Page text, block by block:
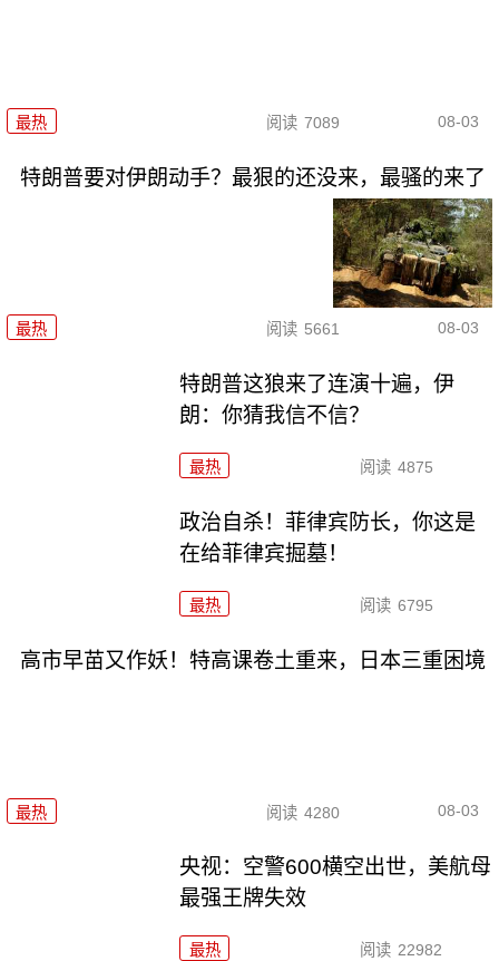
最热 阅读 7089 08-03
特朗普要对伊朗动手？最狠的还没来，最骚的来了
最热 阅读 5661 08-03
特朗普这狼来了连演十遍，伊
朗：你猜我信不信？
最热 阅读 4875
政治自杀！菲律宾防长，你这是
在给菲律宾掘墓！
最热 阅读 6795
高市早苗又作妖！特高课卷土重来，日本三重困境
最热 阅读 4280 08-03
央视：空警600横空出世，美航母
最强王牌失效
最热 阅读 22982